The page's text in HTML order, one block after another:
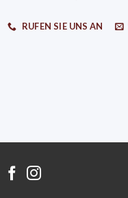
RUFEN SIE UNS AN